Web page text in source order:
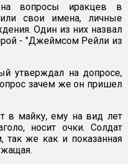
на вопросы иракцев в
свои имена, личные
Один из них назвал
- "Джеймсом Рейли из
утверждал на допросе,
зачем же он пришел
в майку, ему на вид лет
носит очки. Солдат
так же как и показанная